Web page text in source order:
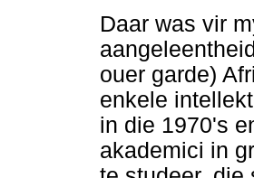
Daar was vir
ouer garde)
enkele
in die 1970's
akademici in